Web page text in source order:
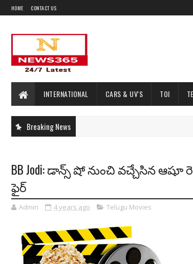
HOME CONTACT US
INTERNATIONAL CARS & UV'S TOI
Breaking News
BB Jodi: డాన్స్ షో నుంచి వచ్చేసిన
ఫైర్
Admin 4 years ago Telugu Movies